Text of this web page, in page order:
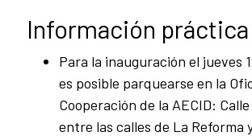
Información práctica
Para la inauguración el jueves
es posible parquearse en la
Cooperación de la AECID:
entre las calles de La Reforma